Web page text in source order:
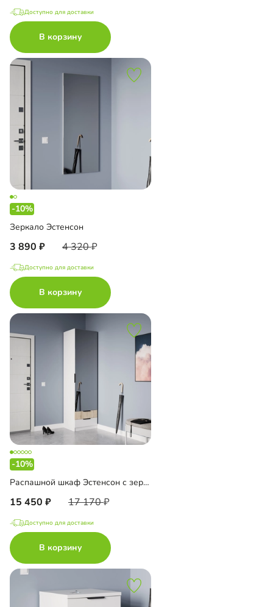
Доступно для доставки
В корзину
-10%
Зеркало Эстенсон
3 890 4 320
Доступно для доставки
В корзину
-10%
Распашной шкаф Эстенсон с зеркалом
15 450 17 170
Доступно для доставки
В корзину